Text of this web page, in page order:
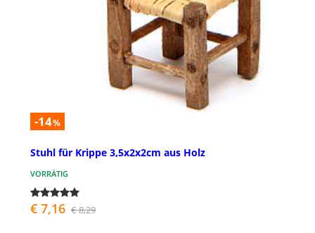
-14%
Stuhl für Krippe 3,5x2x2cm aus Holz
VORRÄTIG
€ 7,16 € 8,29